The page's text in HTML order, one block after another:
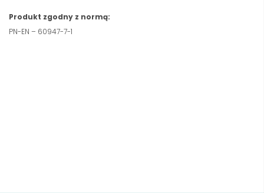
Produkt zgodny z normą:
PN-EN – 60947-7-1